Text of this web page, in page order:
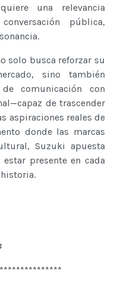
una relevancia
pública,
solo busca reforzar su
sino también
comunicación con
de trascender
aspiraciones reales de
donde las marcas
Suzuki apuesta
presente en cada